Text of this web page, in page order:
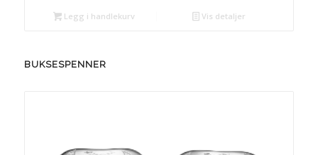
Legg i handlekurv Vis detaljer
BUKSESPENNER